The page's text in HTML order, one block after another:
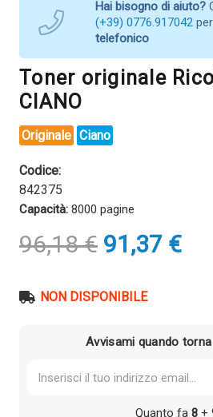
Hai bisogno di aiuto?
(+39) 0776.917042
telefonico
Toner originale
CIANO
Originale Ciano
Codice:
842375
Capacità: 8000 pagine
96,18€ Il
prezzo
era:
91,37 €Il
NON DISPONIBILE
Avvisami quando
Quanto fa 8+